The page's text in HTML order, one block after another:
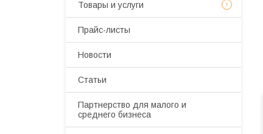
Товары и услуги
Прайс-листы
Новости
Статьи
Партнерство для малого и
среднего бизнеса